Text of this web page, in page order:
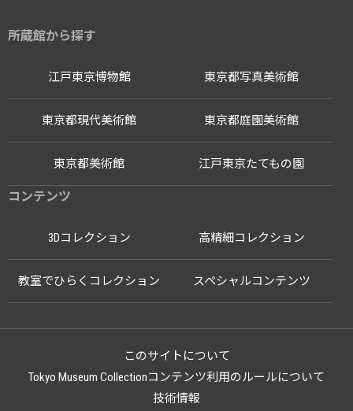
所蔵館から探す
江戸東京博物館
江戸東京たてもの園
東京都写真美術館
東京都現代美術館 東京都庭園美術館
東京都美術館
コンテンツ
3Dコレクション 高精細コレクション
教室でひらくコレクション スペシャルコンテンツ
このサイトについて
Tokyo Museum Collectionコンテンツ利用のルールについて
技術情報